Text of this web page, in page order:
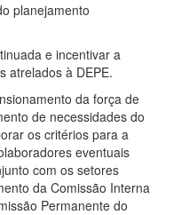
planejamento
e incentivar a
atrelados à DEPE.
da força de
de necessidades do
os critérios para a
eventuais
com os setores
da Comissão Interna
Permanente do